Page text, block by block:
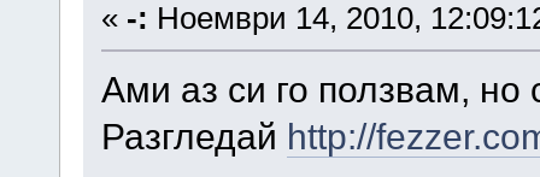
« -: Ноември 14, 2010,
Ами аз си го ползвам, но
Разгледай http://